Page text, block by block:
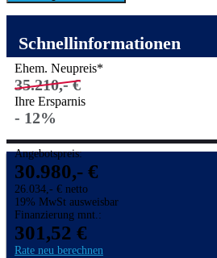
Schnellinformationen
Ehem. Neupreis*
35.210,- €
Ihre Ersparnis
- 12%
Angebotspreis:
30.980,- €
26.034,- € netto
19% MwSt ausweisbar
Finanzierung mnt.:
301,52 €
Rate neu berechnen